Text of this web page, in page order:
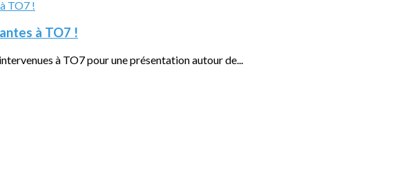
à TO7 !
à TO7 pour une présentation autour de...